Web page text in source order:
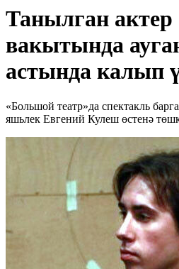
Танылган актер
вакытында
астында калып
«Большой театр»да спектакль
яшьлек Евгений Кулеш өстенә